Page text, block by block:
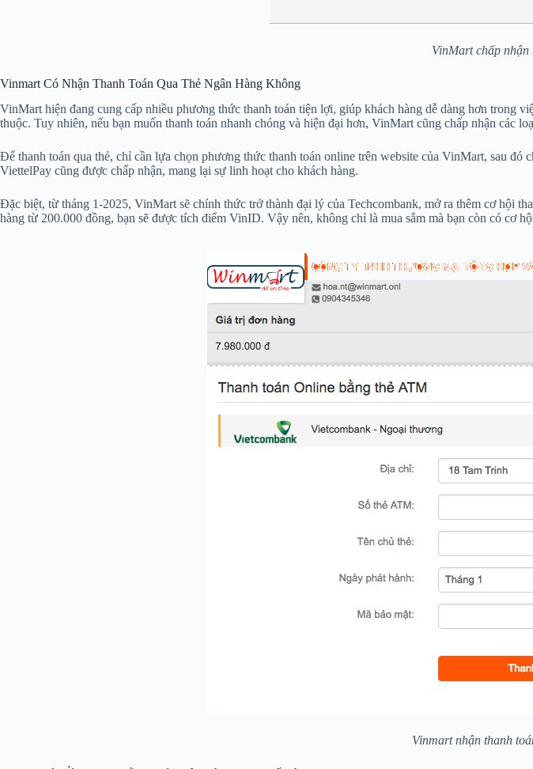
VinMart chấp nhận
Vinmart Có Nhận Thanh Toán Qua Thẻ Ngân Hàng Không
VinMart hiện đang cung cấp nhiều phương thức thanh toán tiện lợi, giúp khách hàng dễ dàng hơn trong
thuộc. Tuy nhiên, nếu bạn muốn thanh toán nhanh chóng và hiện đại hơn, VinMart cũng chấp nhận các
Để thanh toán qua thẻ, chỉ cần lựa chọn phương thức thanh toán online trên website của VinMart, sau
ViettelPay cũng được chấp nhận, mang lại sự linh hoạt cho khách hàng.
Đặc biệt, từ tháng 1-2025, VinMart sẽ chính thức trở thành đại lý của Techcombank, mở ra thêm cơ hội
hàng từ 200.000 đồng, bạn sẽ được tích điểm VinID. Vậy nên, không chỉ là mua sắm mà bạn còn có cơ
Vinmart nhận thanh